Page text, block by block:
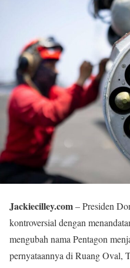
Jackiecilley.com– Presiden
kontroversial dengan
mengubah nama Pentagon
pernyataannya di Ruang Oval,